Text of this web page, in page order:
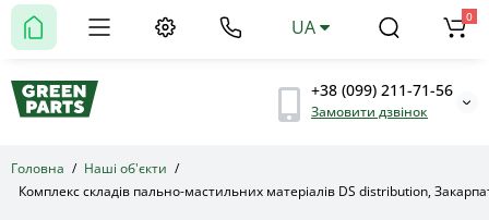
+38 (099) 211-71-56
Замовити дзвінок
UA 0
Головна
Наші об'єкти
Комплекс складів пально-мастильних матеріалів DS distribution,